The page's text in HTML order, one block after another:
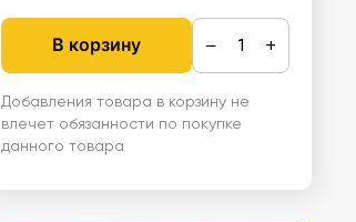
В корзину − +
Добавления товара в корзину не
влечет обязанности по покупке
данного товара